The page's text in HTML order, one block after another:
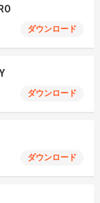
ダウンロード
ダウンロード
ダウンロード